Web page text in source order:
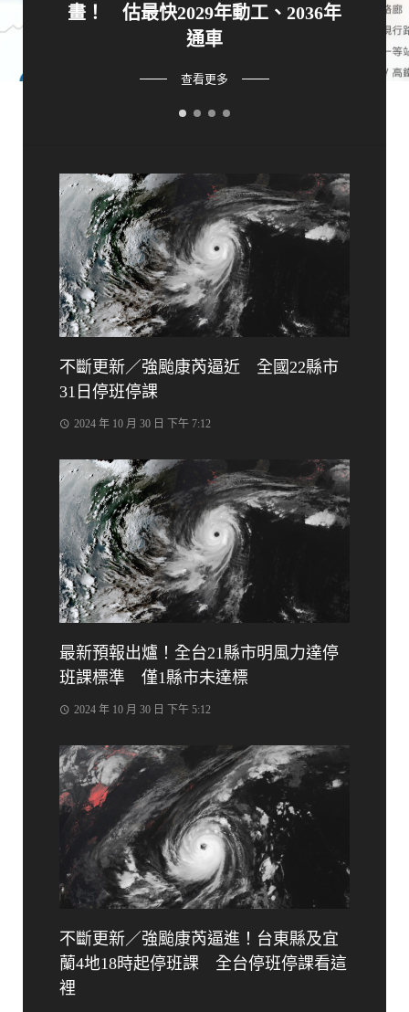
畫！ 估最快2029年動工、2036年
通車
查看更多
怕
不斷更新／強颱康芮逼近 全國22縣市
31日停班停課
2024 年 10 月 30 日 下午 7:12
最新預報出爐！全台21縣市明風力達停
班課標準 僅1縣市未達標
2024 年 10 月 30 日 下午 5:12
不斷更新／強颱康芮逼進！台東縣及宜
蘭4地18時起停班課 全台停班停課看這
裡